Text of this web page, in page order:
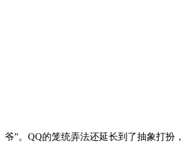
爷”。QQ的笼统弄法还延长到了抽象打扮，